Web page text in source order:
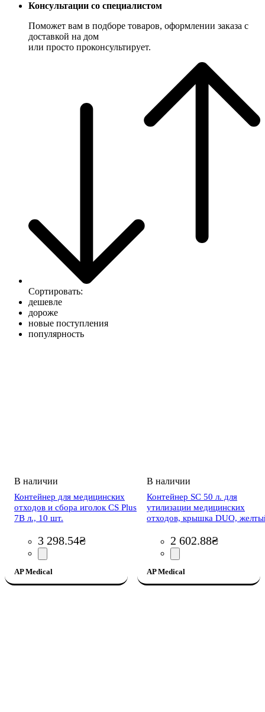
Консультации со специалистом
Поможет вам в подборе товаров, оформлении заказа с
доставкой на дом
или просто проконсультирует.
Сортировать:
дешевле
дороже
новые поступления
популярность
Контейнер для медицинских
отходов и сбора иголок CS Plus
7В л., 10 шт.
3 298.54₴
AP Medical
Контейнер SC 50 л. для
утилизации медицинских
отходов, крышка DUO,
2 602.88₴
AP Medical